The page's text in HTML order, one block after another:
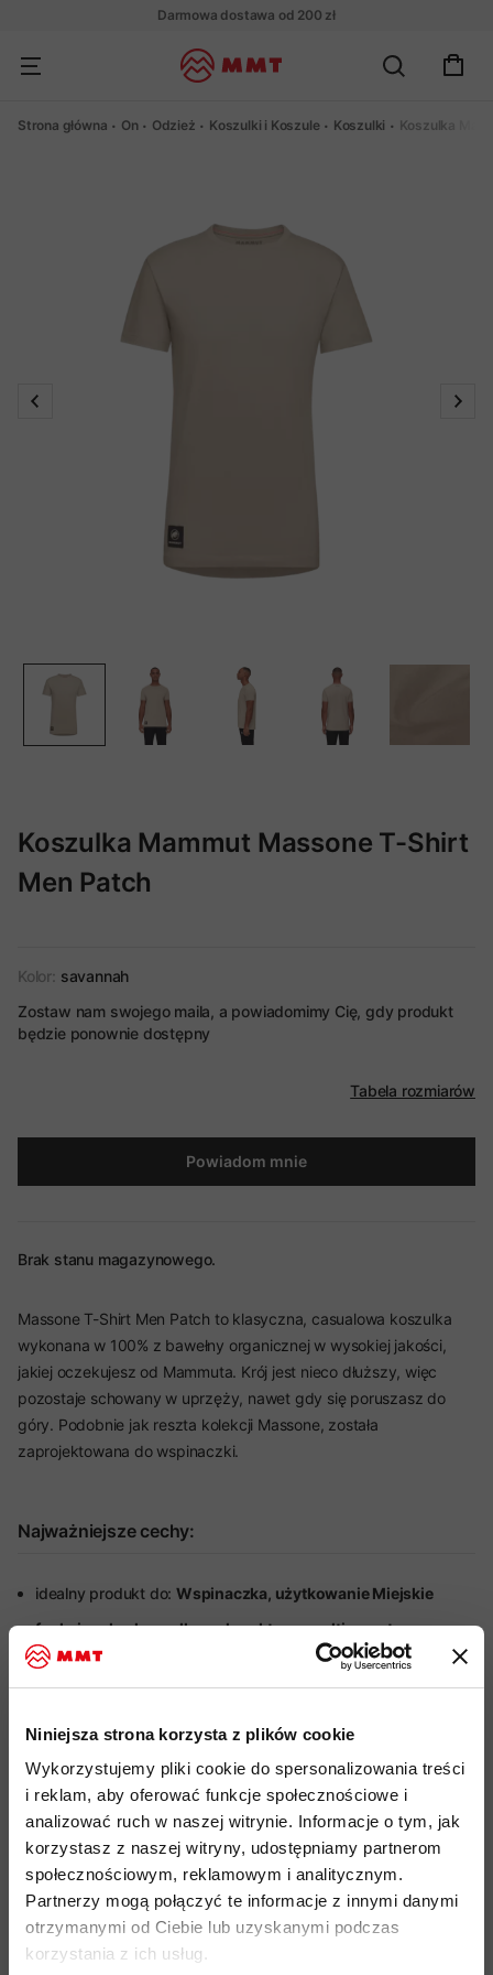
Niniejsza strona korzysta z plików cookie
Wykorzystujemy pliki cookie do spersonalizowania treści
i reklam, aby oferować funkcje społecznościowe i
analizować ruch w naszej witrynie. Informacje o tym, jak
korzystasz z naszej witryny, udostępniamy partnerom
społecznościowym, reklamowym i analitycznym.
Partnerzy mogą połączyć te informacje z innymi danymi
otrzymanymi od Ciebie lub uzyskanymi podczas
korzystania z ich usług.
Darmowa dostawa od 200 zł
Strona główna On Odzież Koszulki i Koszule Koszulki Koszulka
Koszulka Mammut Massone T-Shirt
Men Patch
Kolor: savannah
Zostaw nam swojego maila, a powiadomimy Cię, gdy produkt
będzie ponownie dostępny
Tabela rozmiarów
Powiadom mnie
Brak stanu magazynowego.
Massone T-Shirt Men Patch to klasyczna, casualowa koszulka
wykonana w 100% z bawełny organicznej w wysokiej jakości,
jakiej oczekujesz od Mammuta. Krój jest nieco dłuższy, więc
pozostaje schowany w uprzęży, nawet gdy się poruszasz do
góry. Podobnie jak reszta kolekcji Massone, została
zaprojektowana do wspinaczki.
Najważniejsze cechy:
idealny produkt do: Wspinaczka, użytkowanie Miejskie
funkcjonalna koszulka o charakterze multi-sportowym
miękki, wygodny i lekko elastyczny materiał wykonany w
100% z ekologicznej bawełny
drobna naszywka z logiem MAMMUT
organiczna bawełna certyfikowana standardem Global
Organic Textile Standard (GOTS) do przetwarzania
tekstyliów z ekologicznych włókien naturalnych, uprawiana
bez pestycydów, herbicydów i GMO
przyjazność środowiskowa:Organic Cotton, Fair Wear
kod produktu: 1017-05220